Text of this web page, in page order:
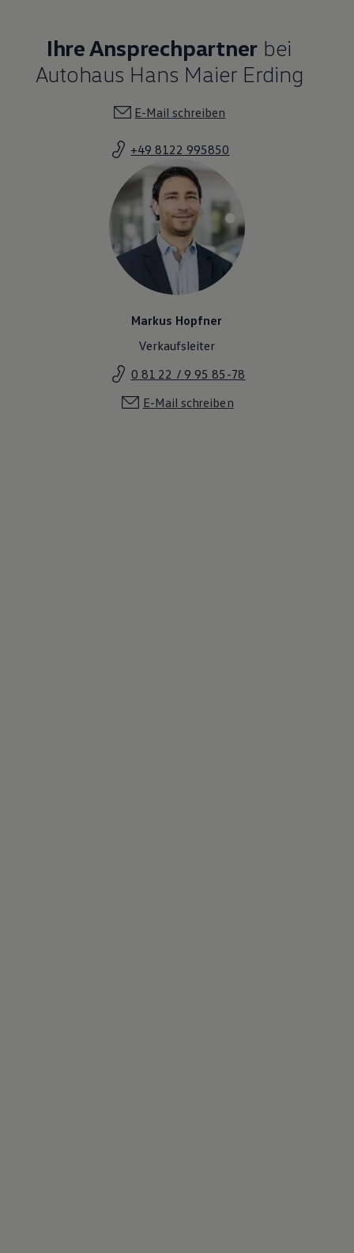
Ihre Ansprechpartner bei
Autohaus Hans Maier Erding
E-Mail schreiben
+49 8122 995850
Markus Hopfner
Verkaufsleiter
0 81 22 / 9 95 85-78
E-Mail schreiben